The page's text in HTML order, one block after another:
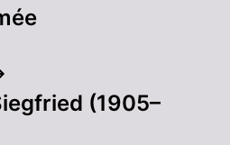
(1905–